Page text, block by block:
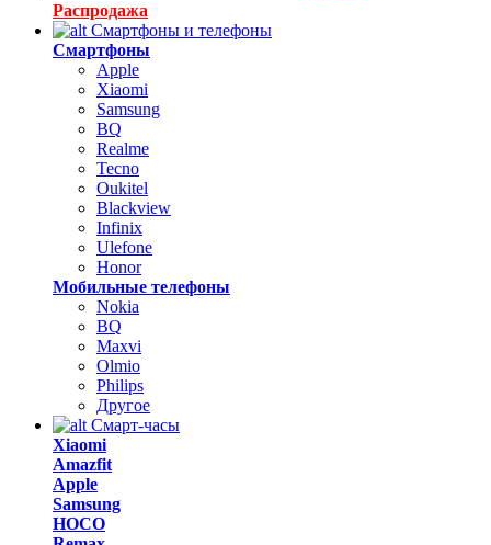
Распродажа
Смартфоны и телефоны
Смартфоны
Apple
Xiaomi
Samsung
BQ
Realme
Tecno
Oukitel
Blackview
Infinix
Ulefone
Honor
Мобильные телефоны
Nokia
BQ
Maxvi
Olmio
Philips
Другое
Смарт-часы
Xiaomi
Amazfit
Apple
Samsung
HOCO